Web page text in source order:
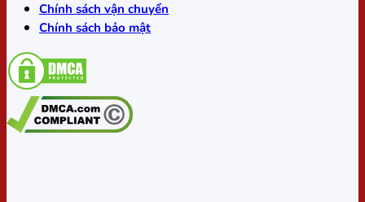
Chính sách vận chuyển
Chính sách bảo mật